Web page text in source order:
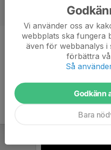
51 år
Vi använder oss av
webbplats ska fungera
även för webbanalys i
förbättra
Så
Godkänn
Bara